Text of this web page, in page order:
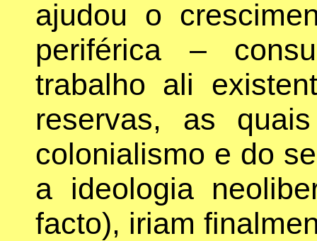
ajudou o
periférica –
trabalho ali
reservas, as
colonialismo e do
a ideologia
facto), iriam